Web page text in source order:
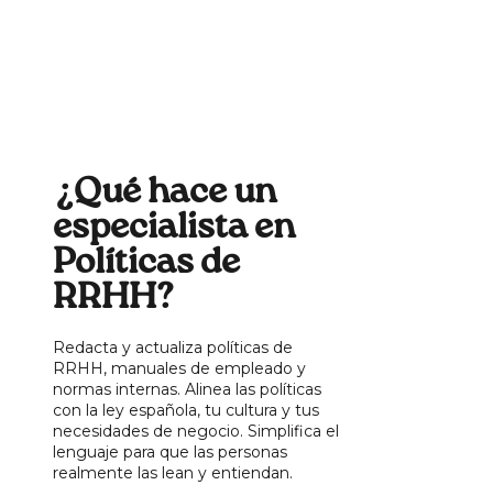
¿Qué hace un
especialista en
Políticas de
RRHH?
Redacta y actualiza políticas de
RRHH, manuales de empleado y
normas internas. Alinea las políticas
con la ley española, tu cultura y tus
necesidades de negocio. Simplifica el
lenguaje para que las personas
realmente las lean y entiendan.